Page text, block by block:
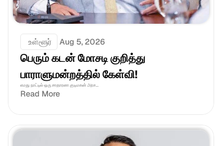
உள்ளூர் Aug 5, 2026
பெரும் கடன் மோசடி குறித்து
பாராளுமன்றத்தில் கேள்வி!
எமது நாட்டில் ஒரு சாதாரண குடிமகன் அரச...
Read More